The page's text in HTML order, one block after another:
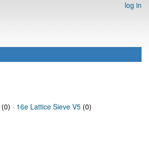
log in
(0) · 16e Lattice Sieve V5 (0)